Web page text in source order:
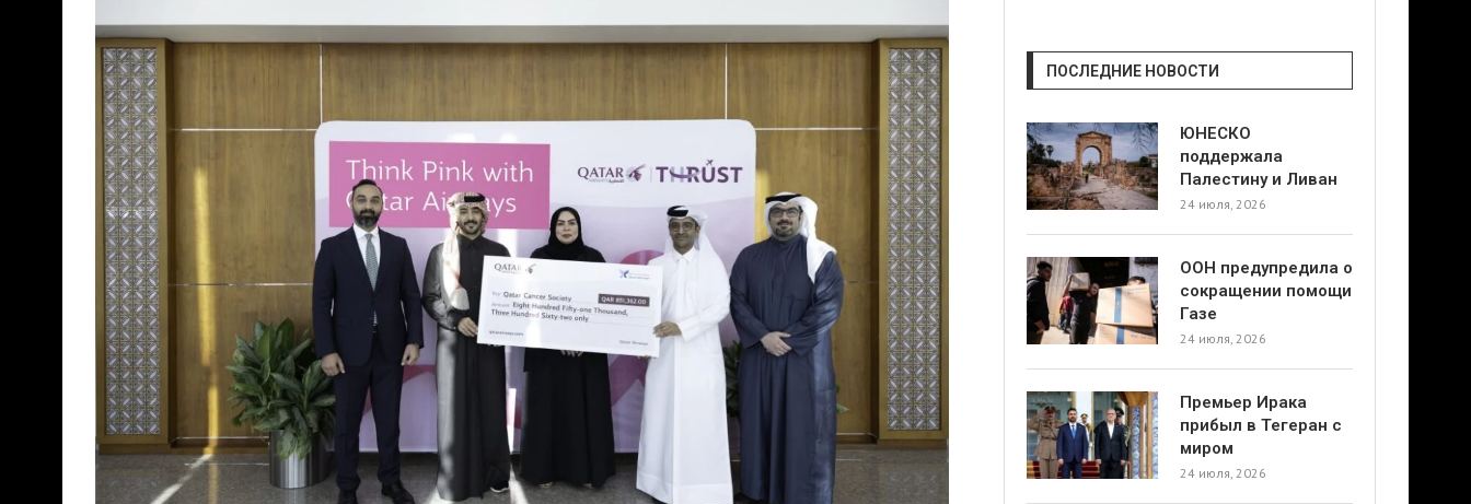
ПОСЛЕДНИЕ НОВОСТИ
ЮНЕСКО
поддержала
Палестину и Ливан
24 июля, 2026
ООН предупредила о
сокращении помощи
Газе
24 июля, 2026
Премьер Ирака
прибыл в Тегеран с
миром
24 июля, 2026